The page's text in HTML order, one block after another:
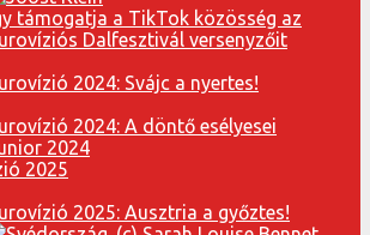
támogatja a TikTok közösség az
Dalfesztivál versenyzőit
2024: Svájc a nyertes!
2024: A döntő esélyesei
2024
2025
2025: Ausztria a győztes!